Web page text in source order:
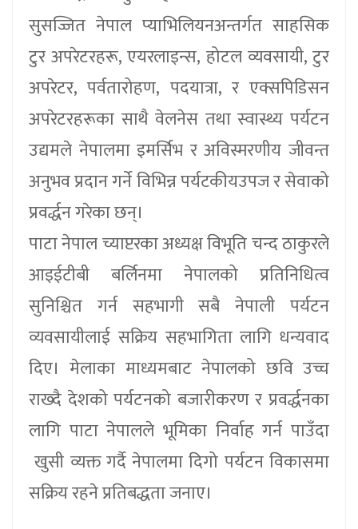
सुसज्जित नेपाल प्याभिलियनअन्तर्गत साहसिक
टुर अपरेटरहरू, एयरलाइन्स, होटल व्यवसायी, टुर
अपरेटर, पर्वतारोहण, पदयात्रा, र एक्सपिडिसन
अपरेटरहरूका साथै वेलनेस तथा स्वास्थ्य पर्यटन
उद्यमले नेपालमा इमर्सिभ र अविस्मरणीय जीवन्त
अनुभव प्रदान गर्ने विभिन्न पर्यटकीयउपज र सेवाको
प्रवर्द्धन गरेका छन्।
पाटा नेपाल च्याप्टरका अध्यक्ष विभूति चन्द ठाकुरले
आइईटीबी बर्लिनमा नेपालको प्रतिनिधित्व
सुनिश्चित गर्न सहभागी सबै नेपाली पर्यटन
व्यवसायीलाई सक्रिय सहभागिता लागि धन्यवाद
दिए। मेलाका माध्यमबाट नेपालको छवि उच्च
राख्दै देशको पर्यटनको बजारीकरण र प्रवर्द्धनका
लागि पाटा नेपालले भूमिका निर्वाह गर्न पाउँदा
खुसी व्यक्त गर्दै नेपालमा दिगो पर्यटन विकासमा
सक्रिय रहने प्रतिबद्धता जनाए।